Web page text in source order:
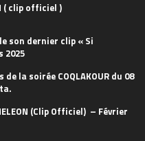
( clip officiel )
son dernier clip « Si
2025
la soirée COQLAKOUR du 08
(Clip Officiel) – Février